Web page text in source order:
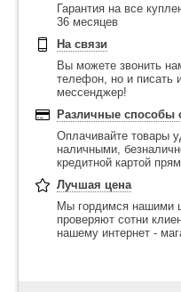
Гарантия на все
36 месяцев
На связи
Вы можете звонить
телефон, но и писать
мессенджер!
Различные способы
Оплачивайте товары
наличными,
кредитной картой
Лучшая цена
Мы гордимся нашими
проверяют сотни
нашему интернет -